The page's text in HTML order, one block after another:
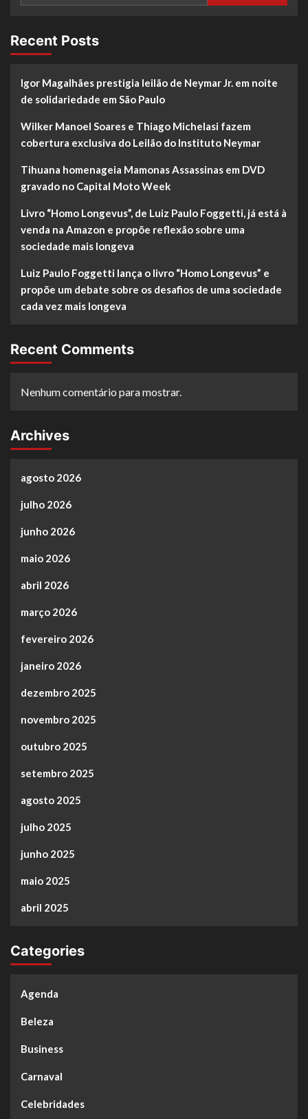
Recent Posts
Igor Magalhães prestigia leilão de Neymar Jr. em noite
de solidariedade em São Paulo
Wilker Manoel Soares e Thiago Michelasi fazem
cobertura exclusiva do Leilão do Instituto Neymar
Tihuana homenageia Mamonas Assassinas em DVD
gravado no Capital Moto Week
Livro “Homo Longevus”, de Luiz Paulo Foggetti, já está à
venda na Amazon e propõe reflexão sobre uma
sociedade mais longeva
Luiz Paulo Foggetti lança o livro “Homo Longevus” e
propõe um debate sobre os desafios de uma sociedade
cada vez mais longeva
Recent Comments
Nenhum comentário para mostrar.
Archives
agosto 2026
julho 2026
junho 2026
maio 2026
abril 2026
março 2026
fevereiro 2026
janeiro 2026
dezembro 2025
novembro 2025
outubro 2025
setembro 2025
agosto 2025
julho 2025
junho 2025
maio 2025
abril 2025
Categories
Agenda
Beleza
Business
Carnaval
Celebridades